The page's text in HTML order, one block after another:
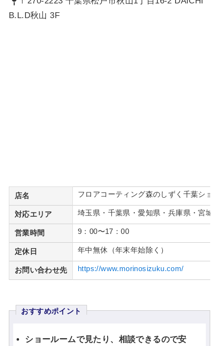
B.L.D秋山 3F
店名 フロアコーティング森のしずく千葉ショ
対応エリア 埼玉県・千葉県・愛知県・兵庫県・宮城
営業時間 9：00〜17：00
定休日 年中無休（年末年始除く）
お問い合わせ先 https://www.morinosizuku.com/
おすすめポイント
ショールームで見たり、相談できるので安